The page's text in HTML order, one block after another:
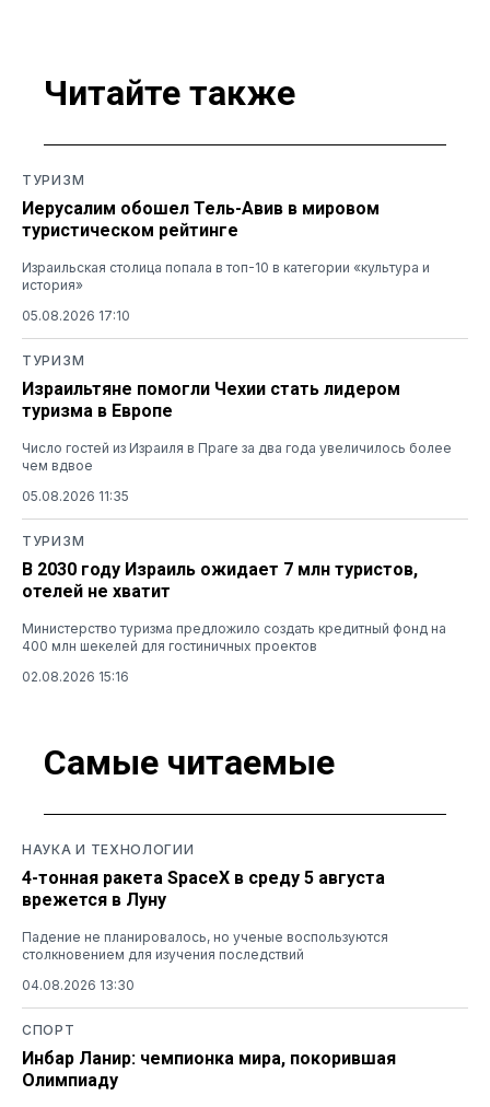
Читайте также
ТУРИЗМ
Иерусалим обошел Тель-Авив в мировом
туристическом рейтинге
Израильская столица попала в топ-10 в категории «культура и
история»
05.08.2026 17:10
ТУРИЗМ
Израильтяне помогли Чехии стать лидером
туризма в Европе
Число гостей из Израиля в Праге за два года увеличилось более
чем вдвое
05.08.2026 11:35
ТУРИЗМ
В 2030 году Израиль ожидает 7 млн туристов,
отелей не хватит
Министерство туризма предложило создать кредитный фонд на
400 млн шекелей для гостиничных проектов
02.08.2026 15:16
Самые читаемые
НАУКА И ТЕХНОЛОГИИ
4-тонная ракета SpaceX в среду 5 августа
врежется в Луну
Падение не планировалось, но ученые воспользуются
столкновением для изучения последствий
04.08.2026 13:30
СПОРТ
Инбар Ланир: чемпионка мира, покорившая
Олимпиаду